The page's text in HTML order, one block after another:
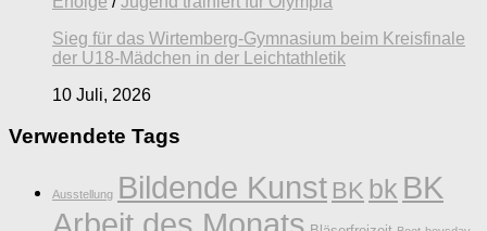
Sieg für das Wirtemberg-Gymnasium beim Kreisfinale
der U18-Mädchen in der Leichtathletik
10 Juli, 2026
Verwendete Tags
Ausstellung Bildende Kunst BK bk BK